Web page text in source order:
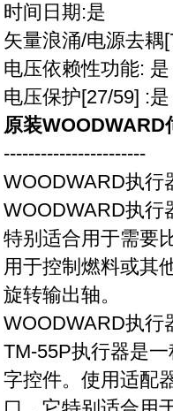
时间日期:是
矢量浪涌/电源去耦
电压依赖性功能: 是
电压保护[27/59] :是
原装WOODWARD
-----------------------
WOODWARD执行
WOODWARD执行
特别适合用于需要
用于控制燃料或其
旋转输出轴。
WOODWARD执行
TM-55P执行器是
字控件。使用适配